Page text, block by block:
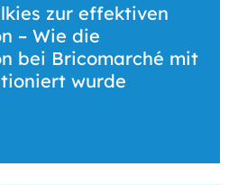
zur effektiven
– Wie die
bei Bricomarché mit
wurde